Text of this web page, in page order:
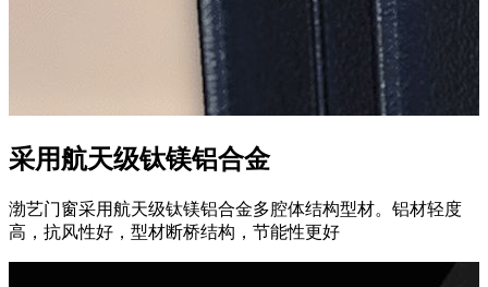
采用航天级钛镁铝合金
渤艺门窗采用航天级钛镁铝合金多腔体结构型材。铝材轻度
高，抗风性好，型材断桥结构，节能性更好